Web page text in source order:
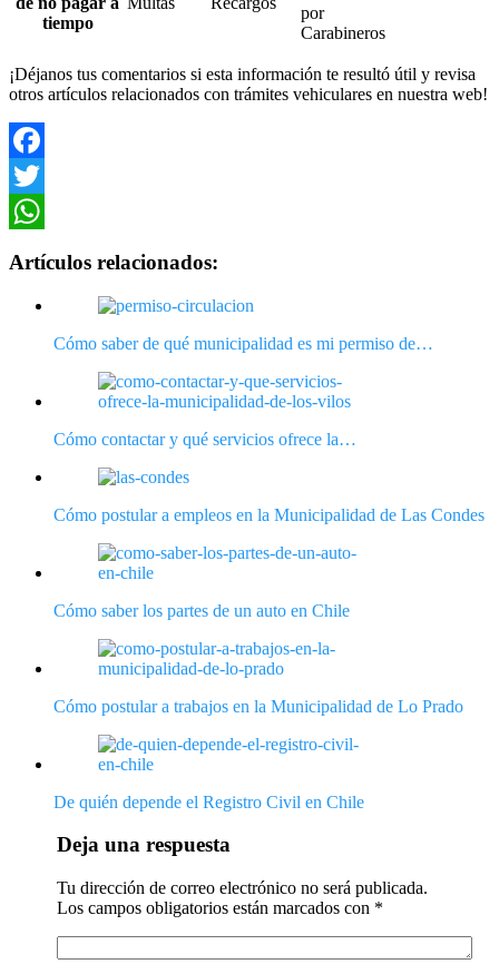
tiempo
por
Carabineros
¡Déjanos tus comentarios si esta información te resultó útil y revisa
otros artículos relacionados con trámites vehiculares en nuestra web!
Facebook
Twitter
Artículos relacionados:
Cómo saber de qué municipalidad es mi permiso de…
Cómo contactar y qué servicios ofrece la…
Cómo postular a empleos en la Municipalidad de Las Condes
Cómo saber los partes de un auto en Chile
Cómo postular a trabajos en la Municipalidad de Lo Prado
De quién depende el Registro Civil en Chile
Deja una respuesta
Tu dirección de correo electrónico no será publicada.
Los campos obligatorios están marcados con *